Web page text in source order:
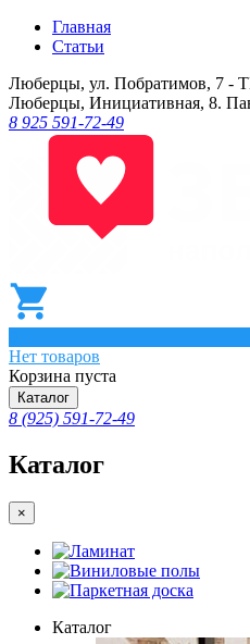
Главная
Статьи
Люберцы, ул. Побратимов, 7 -
Люберцы, Инициативная, 8.
8 925 591-72-49
Нет товаров
Корзина пуста
Каталог
8 (925) 591-72-49
Каталог
×
Ламинат
Виниловые полы
Паркетная доска
Каталог